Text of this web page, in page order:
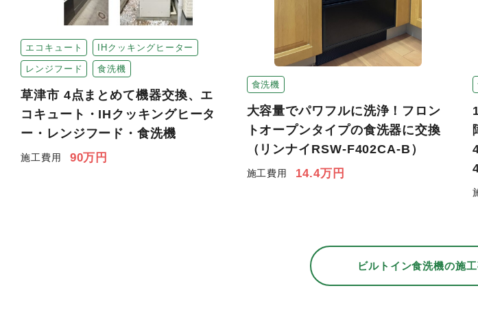
エコキュート IHクッキングヒーター
レンジフード 食洗機
草津市 4点まとめて機器交換、エ
コキュート・IHクッキングヒータ
ー・レンジフード・食洗機
施工費用 90万円
食洗機
大容量でパワフルに洗浄！フロン
トオープンタイプの食洗器に交換
（リンナイRSW-F402CA-B）
施工費用 14.4万円
ビルトイン食洗機の施